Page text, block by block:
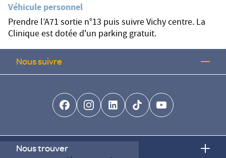
Véhicule personnel
Prendre l’A71 sortie n°13 puis suivre Vichy centre. La
Clinique est dotée d'un parking gratuit.
Nous suivre
facebook-brands
instagramlinkedin-brands
tiktok-brands
youtube
Nous trouver